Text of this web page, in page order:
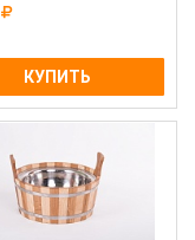
КУПИТЬ